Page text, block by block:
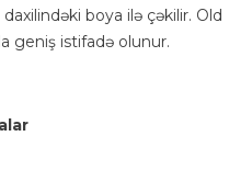
boya ilə çəkilir. Old
geniş istifadə olunur.